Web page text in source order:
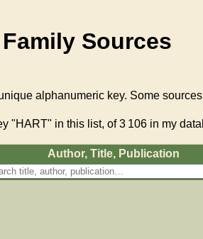
Sources
alphanumeric key. Some
"HART" in this list, of3 106 in my
Author, Title, Pub­li­ca­tion